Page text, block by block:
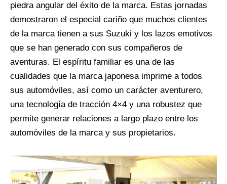
piedra angular del éxito de la marca. Estas jornadas
demostraron el especial cariño que muchos clientes
de la marca tienen a sus Suzuki y los lazos emotivos
que se han generado con sus compañeros de
aventuras. El espíritu familiar es una de las
cualidades que la marca japonesa imprime a todos
sus automóviles, así como un carácter aventurero,
una tecnología de tracción 4×4 y una robustez que
permite generar relaciones a largo plazo entre los
automóviles de la marca y sus propietarios.